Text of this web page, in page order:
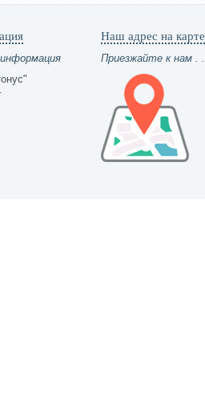
Наш адрес на карте
Приезжайте к нам .